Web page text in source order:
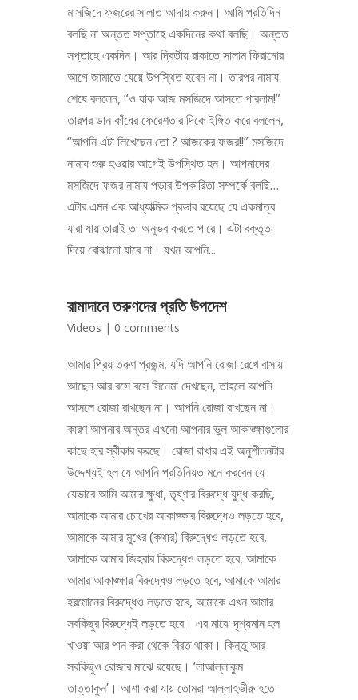
মাসজিদে ফজরের সালাত আদায় করুন। আমি প্রতিদিন
বলছি না অন্তত সপ্তাহে একদিনের কথা বলছি। অন্তত
সপ্তাহে একদিন। আর দ্বিতীয় রাকাতে সালাম ফিরানোর
আগে জামাতে যেয়ে উপস্থিত হবেন না। তারপর নামায
শেষে বললেন, “ও যাক আজ মসজিদে আসতে পারলাম!”
তারপর ডান কাঁধের ফেরেশতার দিকে ইঙ্গিত করে বললেন,
“আপনি এটা লিখেছেন তো ? আজকের ফজর!!” মসজিদে
নামায শুরু হওয়ার আগেই উপস্থিত হন। আপনাদের
মসজিদে ফজর নামায পড়ার উপকারিতা সম্পর্কে বলছি…
এটার এমন এক আধ্যাত্মিক প্রভাব রয়েছে যে একমাত্র
যারা যায় তারাই তা অনুভব করতে পারে। এটা বক্তৃতা
দিয়ে বোঝানো যাবে না। যখন আপনি...
রামাদানে তরুণদের প্রতি উপদেশ
Videos | 0 comments
আমার প্রিয় তরুণ প্রজন্ম, যদি আপনি রোজা রেখে বাসায়
আছেন আর বসে বসে সিনেমা দেখছেন, তাহলে আপনি
আসলে রোজা রাখছেন না। আপনি রোজা রাখছেন না।
কারণ আপনার অন্তর এখনো আপনার ভুল আকাঙ্ক্ষাগুলোর
কাছে হার স্বীকার করছে। রোজা রাখার এই অনুশীলনটার
উদ্দেশ্যই হল যে আপনি প্রতিনিয়ত মনে করবেন যে
যেভাবে আমি আমার ক্ষুধা, তৃষ্ণার বিরুদ্ধে যুদ্ধ করছি,
আমাকে আমার চোখের আকাঙ্ক্ষার বিরুদ্ধেও লড়তে হবে,
আমাকে আমার মুখের (কথার) বিরুদ্ধেও লড়তে হবে,
আমাকে আমার জিহবার বিরুদ্ধেও লড়তে হবে, আমাকে
আমার আকাঙ্ক্ষার বিরুদ্ধেও লড়তে হবে, আমাকে আমার
হরমোনের বিরুদ্ধেও লড়তে হবে, আমাকে এখন আমার
সবকিছুর বিরুদ্ধেই লড়তে হবে। এর মাঝে দৃশ্যমান হল
খাওয়া আর পান করা থেকে বিরত থাকা। কিন্তু আর
সবকিছুও রোজার মাঝে রয়েছে। ‘লাআল্লাকুম
তাত্তাকুন’। আশা করা যায় তোমরা আল্লাহভীরু হতে